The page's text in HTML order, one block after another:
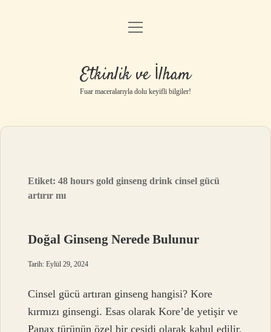
Anasayfa
Gizlilik Politikası
Yasal Uyarı
menüyü
Etkinlik ve İlham
Fuar maceralarıyla dolu keyifli bilgiler!
Etiket:48 hours gold ginseng drink cinsel gücü
artırır mı
Doğal Ginseng Nerede Bulunur
Tarih: Eylül 29, 2024
Cinsel gücü artıran ginseng hangisi? Kore
kırmızı ginsengi. Esas olarak Kore’de yetişir ve
Panax türünün özel bir çeşidi olarak kabul edilir.